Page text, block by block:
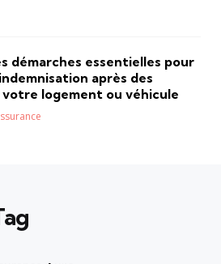
démarches essentielles pour
après des
votre logement ou véhicule